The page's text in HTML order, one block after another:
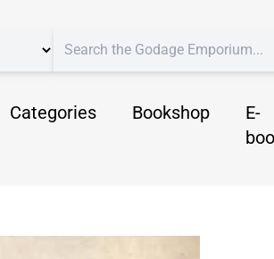
Categories Bookshop
E-